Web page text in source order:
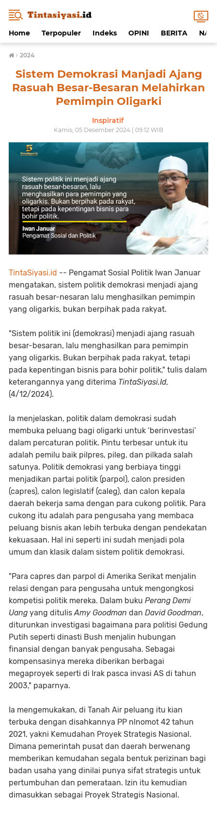
Home Terpopuler Indeks OPINI BERITA
› 2024
Sistem Demokrasi Manjadi Ajang
Rasuah Besar-Besaran Melahirkan
Pemimpin Oligarki
Inspiratif
Kamis, 05 Desember 2024 | 09:12 WIB
TintaSiyasi.id -- Pengamat Sosial Politik Iwan Januar
mengatakan, sistem politik demokrasi menjadi ajang
rasuah besar-nesaran lalu menghasilkan pemimpin
yang oligarkis, bukan berpihak pada rakyat.
"Sistem politik ini (demokrasi) menjadi ajang rasuah
besar-besaran, lalu menghasilkan para pemimpin
yang oligarkis. Bukan berpihak pada rakyat, tetapi
pada kepentingan bisnis para bohir politik," tulis dalam
keterangannya yang diterima TintaSiyasi.Id,
(4/12/2024).
Ia menjelaskan, politik dalam demokrasi sudah
membuka peluang bagi oligarki untuk ‘berinvestasi’
dalam percaturan politik. Pintu terbesar untuk itu
adalah pemilu baik pilpres, pileg, dan pilkada salah
satunya. Politik demokrasi yang berbiaya tinggi
menjadikan partai politik (parpol), calon presiden
(capres), calon legislatif (caleg), dan calon kepala
daerah bekerja sama dengan para cukong politik. Para
cukong itu adalah para pengusaha yang membaca
peluang bisnis akan lebih terbuka dengan pendekatan
kekuasaan. Hal ini seperti ini sudah menjadi pola
umum dan klasik dalam sistem politik demokrasi.
"Para capres dan parpol di Amerika Serikat menjalin
relasi dengan para pengusaha untuk mengongkosi
kompetisi politik mereka. Dalam buku Perang Demi
Uang yang ditulisAmy Goodman dan David Goodman,
diturunkan investigasi bagaimana para politisi Gedung
Putih seperti dinasti Bush menjalin hubungan
finansial dengan banyak pengusaha. Sebagai
kompensasinya mereka diberikan berbagai
megaproyek seperti di Irak pasca invasi AS di tahun
2003," paparnya.
Ia mengemukakan, di Tanah Air peluang itu kian
terbuka dengan disahkannya PP nlnomot 42 tahun
2021, yakni Kemudahan Proyek Strategis Nasional.
Dimana pemerintah pusat dan daerah berwenang
memberikan kemudahan segala bentuk perizinan bagi
badan usaha yang dinilai punya sifat strategis untuk
pertumbuhan dan pemerataan. Izin itu kemudian
dimasukkan sebagai Proyek Strategis Nasional.